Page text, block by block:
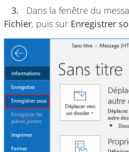
3.
Dans la fenêtre du
Fichier, puis sur Enregistrer